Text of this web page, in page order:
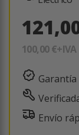
100,00 €+IVA
Garantía
Envío